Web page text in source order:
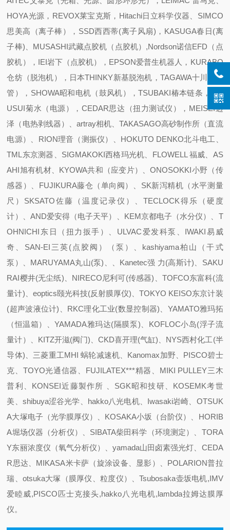
HOYA光源，REVOX莱宝克斯，Hitachi日立科学仪器、SIMCO
思美高（离子棒），SSD西西蒂(离子风扇)，KASUGA春日(离
子棒)、MUSASHI武藏点胶机（点胶机）,Nordson诺信EFD（点
胶机），IEI岩下（点胶机），EPSON爱普生机器人，KURABO
仓纺（脱泡机），日本THINKY新基脱泡机，TAGAWA十川（软
管），SHOWA昭和电机（鼓风机），TSUBAKI椿本链条，KIK
USUI菊水（电源），CEDAR思达（扭力测试仪），MEISEI迈
泽（电热剥线器）、artray相机、TAKASAGO高砂制作所（直流
电源）、RION理音（测振仪）、HOKUTO DENKO北斗电工、
TML东京测器、SIGMAKOKI西格玛光机、FLOWELL 福威、AS
AHI旭有机材、KYOWA共和（应变片）、ONOSOKKI小野（传
感器）、FUJIKURA藤仓（单向阀）、SK新泻精机（水平测量
尺）SKSATO佐藤（温度记录仪）、TECLOCK得乐（硬度
计）、AND爱安得（电子天平）、KEM京都电子（水分仪）、T
OHNICHI东日（扭力扳手）、ULVAC爱发科泵、IWAKI易威
奇、SAN-EI三英(点胶阀）（泵）、kashiyama柏山（干式
泵）、MARUYAMA丸山(泵)、、Kanetec强 力(高斯计)、SAKU
RAI樱井(无尘纸)、NIRECO尼利可(传感器)、TOFCO东富科(流
量计)、eoptics颐光科技(反射膜厚仪)、TOKYO KEISO东京计装
(超声波液位计)、RKC理化工业(数显控制器)、YAMATO雅玛拓
（恒温箱）、YAMADA雅玛达(隔膜泵)、KOFLOC小岛(浮子流
量计）、KITZ开滋(阀门)、CKD喜开理(气缸)、NYS西村化工(半
导体)、三菱重工MHI 蜗轮减速机、Kanomax加野、PISCO碧士
克、TOYO光通信器、FUJILATEX***精器、MIKI PULLEY三木
普利、KONSEI近藤製作所 、SGK昭和技研、KOSEMK考世
美、shibuya涩谷光学、hakko八光电机、Iwasaki岩崎、OTSUK
A大塚电子（光学膜厚仪）、KOSAKA小坂（台阶仪）、HORIB
A堀场仪器（分析仪）、SIBATA柴田科学（环境测定）、TORA
Y东丽浓度仪（氧气分析仪）、yamada山田卤素强光灯、CEDA
R思达、MIKASA米卡萨（旋涂设备、显影）、POLARION普拉
瑞、otsuka大塚（膜厚仪、粒度仪）、Tsubosaka壶坂电机,IMV
爱睦威,PISCO匹士克接头,hakko八光电机,lambda拉姆达膜厚
仪。